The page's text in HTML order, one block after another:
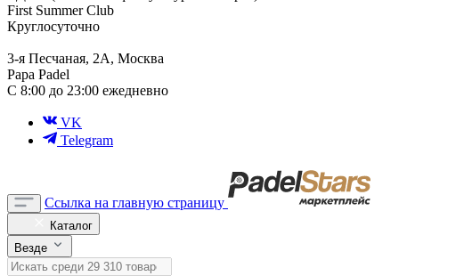
First Summer Club
Круглосуточно
3-я Песчаная, 2А, Москва
Papa Padel
С 8:00 до 23:00 ежедневно
VK
Telegram
Ссылка на главную страницу
Каталог
Везде